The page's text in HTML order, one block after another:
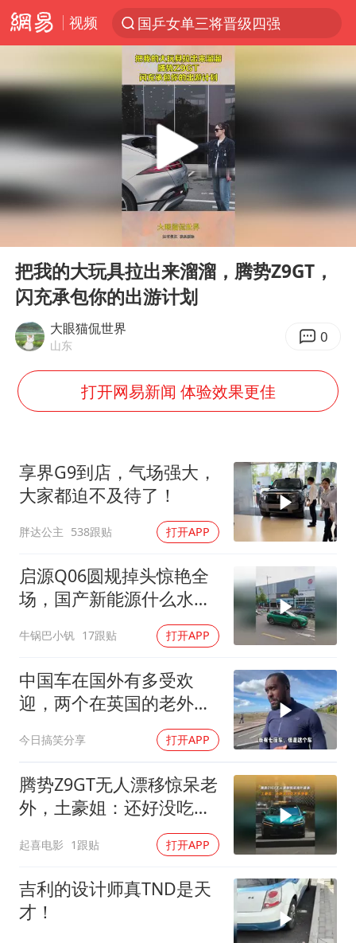
视频
国乒女单三将晋级四强
光影经济撬动暑期消费新蓝海
微信又有新功能，你可以“撤回”你的撤回了！
新疆优化调整景区内自驾服务费
《欢迎来龙餐馆》口碑
检测列车撞人致11死2伤 涉事单位被罚
情侣在平潭拍日出时坠崖致一死一伤
白海豚将正面袭击贯穿浙江
宇树王兴兴被问了360多个问题
全民健身事业高质量发展
几元成本的AI广告导致千万市值蒸发
购飞机票7分钟后退票被扣2022元
郑丽文：台湾从来没有“独立”过
黄金牛市回来了吗
乐享全民健身 共筑健康中国
Play
把我的大玩具拉出来溜溜，腾势Z9GT，
闪充承包你的出游计划
大眼猫侃世界
山东 0
打开网易新闻 体验效果更佳
享界G9到店，气场强大，
大家都迫不及待了！
胖达公主 538跟贴 打开APP
启源Q06圆规掉头惊艳全
场，国产新能源什么水
牛锅巴小钒 17跟贴 打开APP
中国车在国外有多受欢
迎，两个在英国的老外想
把极氪8X买去非洲
今日搞笑分享 打开APP
腾势Z9GT无人漂移惊呆老
外，土豪姐：还好没吃太
起喜电影 1跟贴 打开APP
吉利的设计师真TND是天
才！